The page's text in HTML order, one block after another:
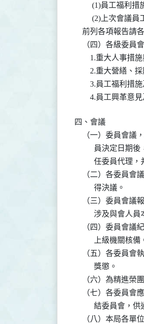
(1)員工福
(2)上次會
前列各項報告
（四）各級委員
1.重大人事措
2.重大營繕
3.員工福利
四、會議
（一）委員會
員決定日
任委員代
（二）各委員
          得決議。
（三）委員會
涉及與會
（四）委員會
上級機關核備
（五）各委員
          獎懲。
（六）為精進
（七）各委員
結委員會
（八）本局各